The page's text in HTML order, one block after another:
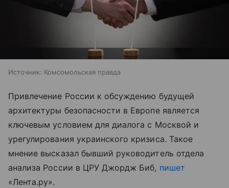
Источник: Комсомольская правда
Привлечение России к обсуждению будущей
архитектуры безопасности в Европе является
ключевым условием для диалога с Москвой и
урегулирования украинского кризиса. Такое
мнение высказал бывший руководитель отдела
анализа России в ЦРУ Джордж Биб, пишет
«Лента.ру».